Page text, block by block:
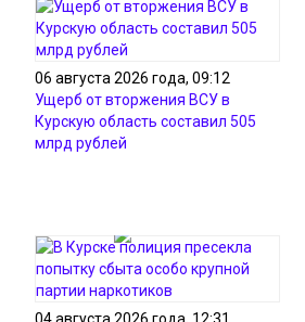
06 августа 2026 года, 09:12
Ущерб от вторжения ВСУ в
Курскую область составил 505
млрд рублей